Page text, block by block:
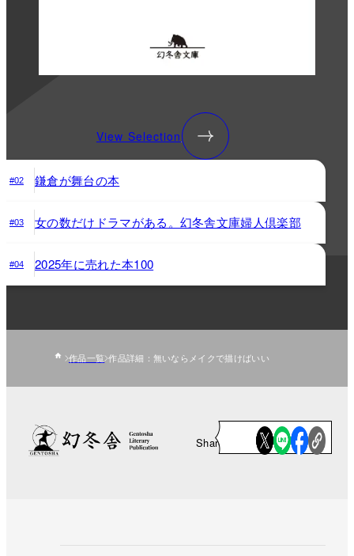
View Selection
#02 鎌倉が舞台の本
#03 女の数だけドラマがある。幻冬舎文庫婦人倶楽部
#04 2025年に売れた本100
作品一覧 作品詳細：無いならメイクで描けばいい
Share